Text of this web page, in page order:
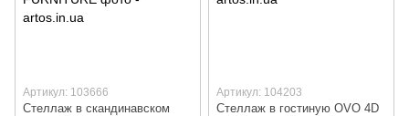
Артикул: 103666
Стеллаж в скандинавском
Артикул: 104203
Стеллаж в гостиную OVO 4D